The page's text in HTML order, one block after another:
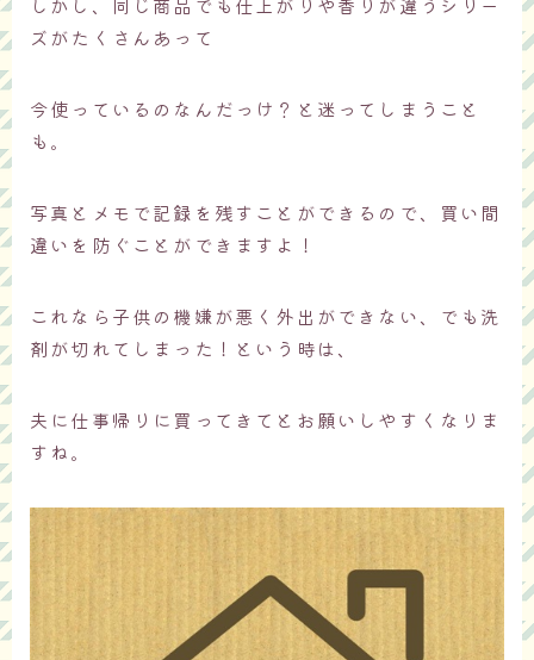
ズがたくさんあって
今使っているのなんだっけ？と迷ってしまうこと
も。
写真とメモで記録を残すことができるので、買い間
違いを防ぐことができますよ！
これなら子供の機嫌が悪く外出ができない、でも洗
剤が切れてしまった！という時は、
夫に仕事帰りに買ってきてとお願いしやすくなりま
すね。